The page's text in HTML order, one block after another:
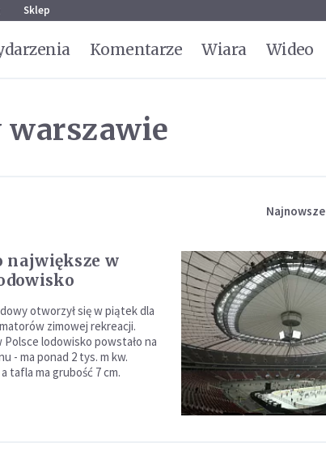
Sklep
Komentarze Wiara Wideo
Najnowsze
największe w
otworzył się w piątek dla
zimowej rekreacji.
Polsce lodowisko powstało na
- ma ponad 2 tys. m kw.
tafla ma grubość 7 cm.